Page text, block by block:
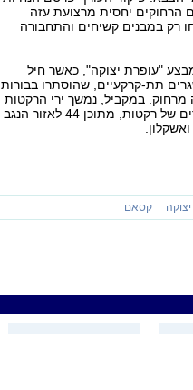
הרחוקים יחסית מרצועת עזה
רק במבנים קשיחים והתחבורה
של מבצע "עופרת יצוקה", כאשר חיל
בהם משגרים תת-קרקעיים, שהוסתרו בבורות
מרחוק. במקביל, נמשך ירי הרקטות
אל מערב הנגב. עד השעה 20:50, זוהו 64 שיגורים של רקטות, מתוכן 44 לאזור הנגב
קסאם